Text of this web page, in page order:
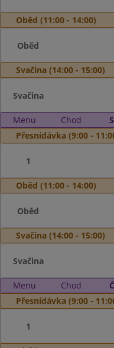
Oběd (11:00 - 14:00)
Oběd
Svačina (14:00 - 15:00)
Svačina
Menu Chod
Přesnídávka (9:00 -
1
Oběd (11:00 - 14:00)
Oběd
Svačina (14:00 - 15:00)
Svačina
Menu Chod
Přesnídávka (9:00 -
1